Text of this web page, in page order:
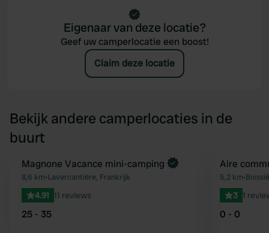
Eigenaar van deze locatie?
Geef uw camperlocatie een boost!
Claim deze locatie
Bekijk andere camperlocaties in de
buurt
Favoriet
Magnone Vacance mini-camping
8,6 km•Lavercantière, Frankrijk
4.91 11 reviews
25 - 35
Aire
5,2 km•
3 1
0 - 0